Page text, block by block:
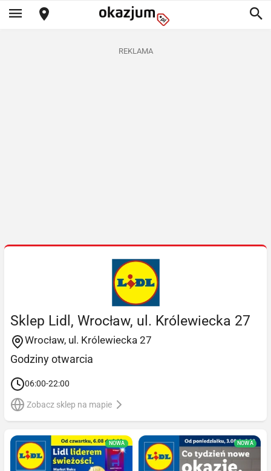
REKLAMA
Sklep Lidl, Wrocław, ul. Królewiecka 27
Wrocław, ul. Królewiecka 27
Godziny otwarcia
06:00-22:00
Zobacz sklep na mapie
NOWA NOWA